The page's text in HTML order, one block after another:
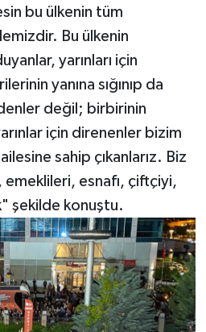
bu ülkenin tüm
Bu ülkenin
yarınları için
yanına sığınıp da
değil; birbirinin
için direnenler bizim
sahip çıkanlarız. Biz
emeklileri, esnafı, çiftçiyi,
şekilde konuştu.